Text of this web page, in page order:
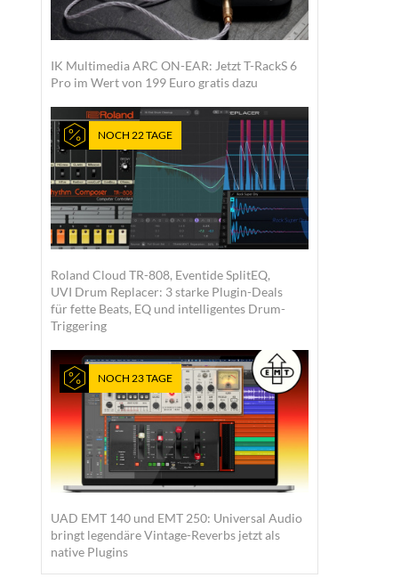
IK Multimedia ARC ON-EAR: Jetzt T-RackS 6
Pro im Wert von 199 Euro gratis dazu
NOCH 22 TAGE
Roland Cloud TR-808, Eventide SplitEQ,
UVI Drum Replacer: 3 starke Plugin-Deals
für fette Beats, EQ und intelligentes Drum-
Triggering
NOCH 23 TAGE
UAD EMT 140 und EMT 250: Universal Audio
bringt legendäre Vintage-Reverbs jetzt als
native Plugins